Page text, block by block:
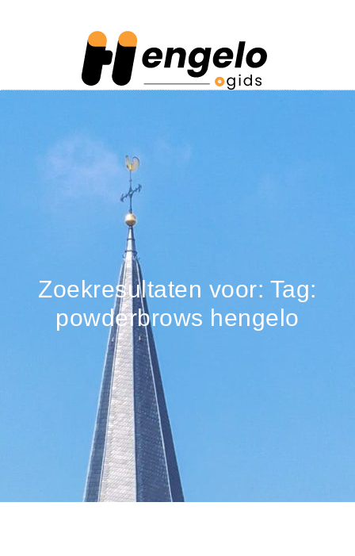
Zoekresultaten voor: Tag:
powderbrows hengelo